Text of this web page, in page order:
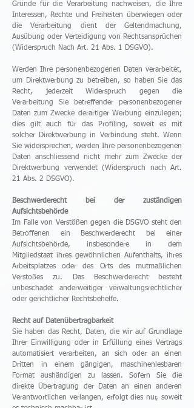
Gründe für die Verarbeitung nachweisen, die Ihre
Interessen, Rechte und Freiheiten überwiegen oder
die Verarbeitung dient der Geltendmachung,
Ausübung oder Verteidigung von Rechtsansprüchen
(Widerspruch Nach Art. 21 Abs. 1 DSGVO).
Werden Ihre personenbezogenen Daten verarbeitet,
um Direktwerbung zu betreiben, so haben Sie das
Recht, jederzeit Widerspruch gegen die
Verarbeitung Sie betreffender personenbezogener
Daten zum Zwecke derartiger Werbung einzulegen;
dies gilt auch für das Profiling, soweit es mit
solcher Direktwerbung in Verbindung steht. Wenn
Sie widersprechen, werden Ihre personenbezogenen
Daten anschliessend nicht mehr zum Zwecke der
Direktwerbung verwendet (Widerspruch nach Art.
21 Abs. 2 DSGVO).
Beschwerderecht bei der zuständigen
Aufsichtsbehörde
Im Falle von Verstößen gegen die DSGVO steht den
Betroffenen ein Beschwerderecht bei einer
Aufsichtsbehörde, insbesondere in dem
Mitgliedstaat ihres gewöhnlichen Aufenthalts, ihres
Arbeitsplatzes oder des Orts des mutmaßlichen
Verstoßes zu. Das Beschwerderecht besteht
unbeschadet anderweitiger verwaltungsrechtlicher
oder gerichtlicher Rechtsbehelfe.
Recht auf Datenübertragbarkeit
Sie haben das Recht, Daten, die wir auf Grundlage
Ihrer Einwilligung oder in Erfüllung eines Vertrags
automatisiert verarbeiten, an sich oder an einen
Dritten in einem gängigen, maschinenlesbaren
Format aushändigen zu lassen. Sofern Sie die
direkte Übertragung der Daten an einen anderen
Verantwortlichen verlangen, erfolgt dies nur, soweit